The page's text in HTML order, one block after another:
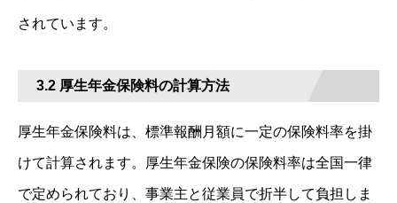
されています。
3.2 厚生年金保険料の計算方法
厚生年金保険料は、標準報酬月額に一定の保険料率を掛
けて計算されます。厚生年金保険の保険料率は全国一律
で定められており、事業主と従業員で折半して負担しま